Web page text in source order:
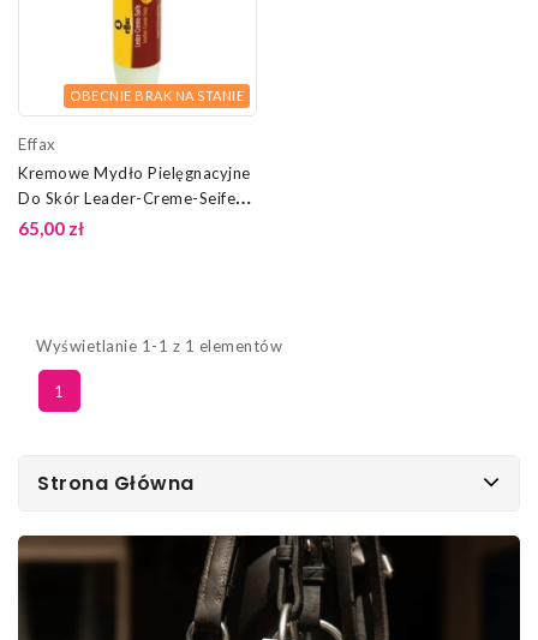
OBECNIE BRAK NA STANIE
Effax
Kremowe Mydło Pielęgnacyjne
Do Skór Leader-Creme-Seife
Effax
65,00 zł
Wyświetlanie 1-1 z 1 elementów
1
Strona Główna